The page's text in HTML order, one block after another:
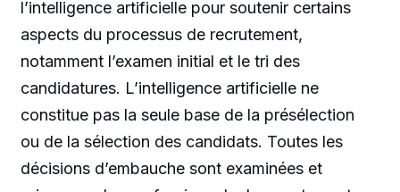
l’intelligence artificielle pour soutenir certains
aspects du processus de recrutement,
notamment l’examen initial et le tri des
candidatures. L’intelligence artificielle ne
constitue pas la seule base de la présélection
ou de la sélection des candidats. Toutes les
décisions d’embauche sont examinées et